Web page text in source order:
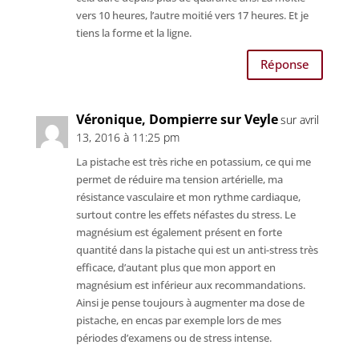
vers 10 heures, l’autre moitié vers 17 heures. Et je
tiens la forme et la ligne.
Réponse
Véronique, Dompierre sur Veylesur avril
13, 2016 à 11:25 pm
La pistache est très riche en potassium, ce qui me
permet de réduire ma tension artérielle, ma
résistance vasculaire et mon rythme cardiaque,
surtout contre les effets néfastes du stress. Le
magnésium est également présent en forte
quantité dans la pistache qui est un anti-stress très
efficace, d’autant plus que mon apport en
magnésium est inférieur aux recommandations.
Ainsi je pense toujours à augmenter ma dose de
pistache, en encas par exemple lors de mes
périodes d’examens ou de stress intense.